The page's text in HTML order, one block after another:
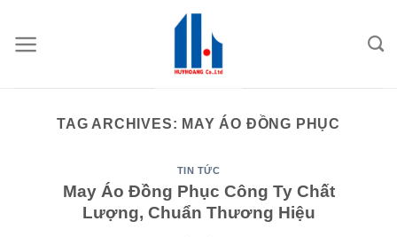
content
TAG ARCHIVES: MAY ÁO ĐỒNG PHỤC
TIN TỨC
May Áo Đồng Phục Công Ty Chất
Lượng, Chuẩn Thương Hiệu